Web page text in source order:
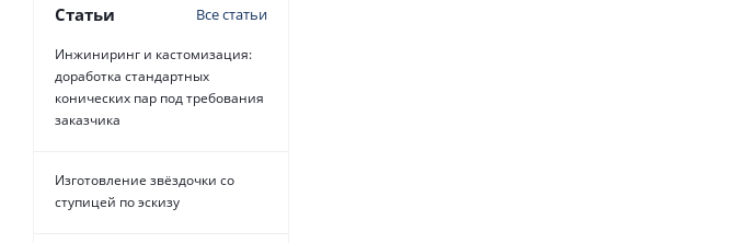
Статьи Все статьи
Инжиниринг и кастомизация:
доработка стандартных
конических пар под требования
заказчика
Изготовление звёздочки со
ступицей по эскизу